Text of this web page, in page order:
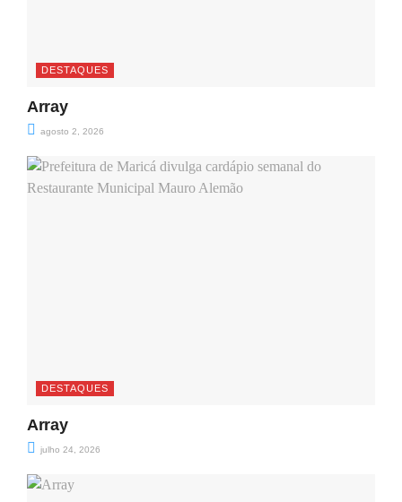
DESTAQUES
Array
agosto 2, 2026
DESTAQUES
Array
julho 24, 2026